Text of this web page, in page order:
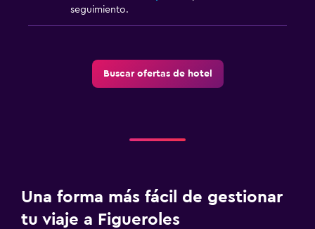
seguimiento.
Buscar ofertas de hotel
Una forma más fácil de gestionar
tu viaje a Figueroles